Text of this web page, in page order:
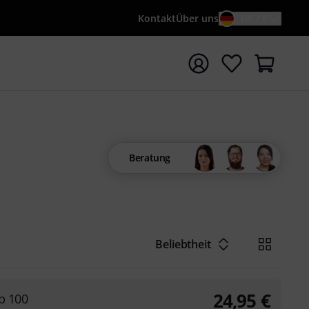
KontaktÜber uns
mit Suchwort {searchTerm} starten
Beratung
Beliebtheit
100 24,95 €